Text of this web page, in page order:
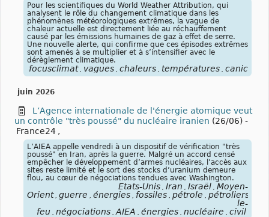
Pour les scientifiques du World Weather Attribution, qui
analysent le rôle du changement climatique dans les
phénomènes météorologiques extrêmes, la vague de
chaleur actuelle est directement liée au réchauffement
causé par les émissions humaines de gaz à effet de serre.
Une nouvelle alerte, qui confirme que ces épisodes extrêmes
sont amenés à se multiplier et à s’intensifier avec le
dérèglement climatique.
focusclimat vagues chaleurs températures canicules
juin 2026
L’Agence internationale de l'énergie atomique veut
un contrôle "très poussé" du nucléaire iranien (26/06) -
France24 ,
L’AIEA appelle vendredi à un dispositif de vérification "très
poussé" en Iran, après la guerre. Malgré un accord censé
empêcher le développement d’armes nucléaires, l’accès aux
sites reste limité et le sort des stocks d’uranium demeure
flou, au cœur de négociations tendues avec Washington.
États-Unis Iran Israël Moyen-
Orient guerre énergies fossiles pétrole pétroliers
le-
feu négociations AIEA énergies nucléaire civil